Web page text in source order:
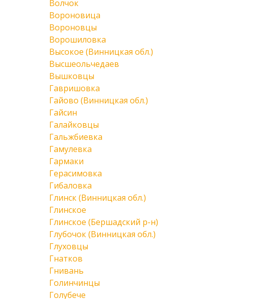
Волчок
Вороновица
Вороновцы
Ворошиловка
Высокое (Винницкая обл.)
Высшеольчедаев
Вышковцы
Гавришовка
Гайово (Винницкая обл.)
Гайсин
Галайковцы
Гальжбиевка
Гамулевка
Гармаки
Герасимовка
Гибаловка
Глинск (Винницкая обл.)
Глинское
Глинское (Бершадский р-н)
Глубочок (Винницкая обл.)
Глуховцы
Гнатков
Гнивань
Голинчинцы
Голубече